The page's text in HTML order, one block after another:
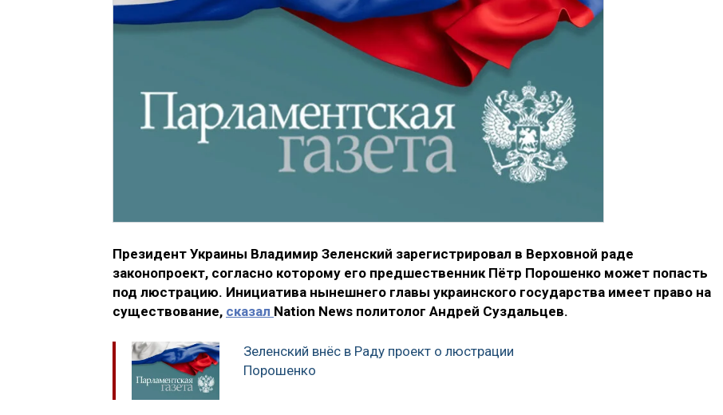
Президент Украины Владимир Зеленский зарегистрировал в Верховной раде
законопроект, согласно которому его предшественник Пётр Порошенко может попасть
под люстрацию. Инициатива нынешнего главы украинского государства имеет право на
существование, сказал Nation News политолог Андрей Суздальцев.
Зеленский внёс в Раду проект о люстрации
Порошенко